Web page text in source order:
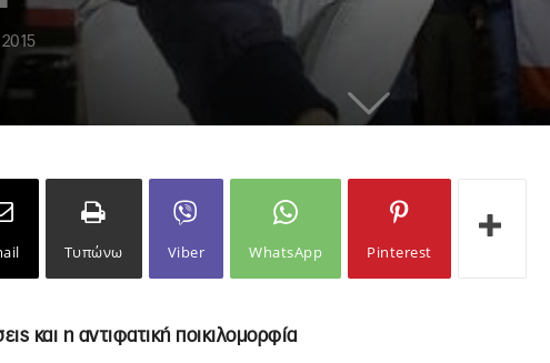
Τυπώνω Viber WhatsApp Pinterest
και η αντιφατική ποικιλομορφία